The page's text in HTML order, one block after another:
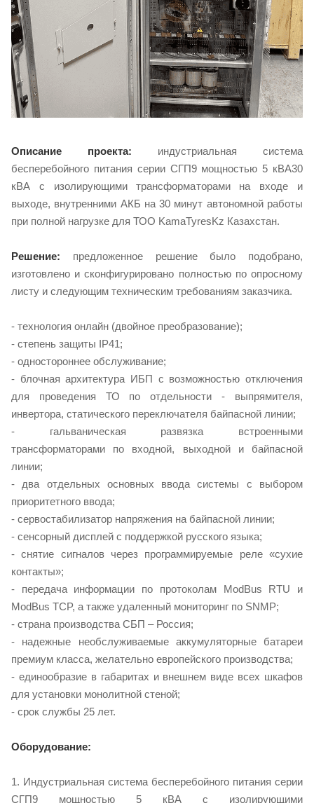
Описание проекта: индустриальная система
бесперебойного питания серии СГП9 мощностью 5 кВА30
кВА с изолирующими трансформаторами на входе и
выходе, внутренними АКБ на 30 минут автономной работы
при полной нагрузке для ТОО KamaTyresKz Казахстан.
Решение: предложенное решение было подобрано,
изготовлено и сконфигурировано полностью по опросному
листу и следующим техническим требованиям заказчика.
- технология онлайн (двойное преобразование);
- степень защиты IP41;
- одностороннее обслуживание;
- блочная архитектура ИБП с возможностью отключения
для проведения ТО по отдельности - выпрямителя,
инвертора, статического переключателя байпасной линии;
- гальваническая развязка встроенными
трансформаторами по входной, выходной и байпасной
линии;
- два отдельных основных ввода системы с выбором
приоритетного ввода;
- сервостабилизатор напряжения на байпасной линии;
- сенсорный дисплей с поддержкой русского языка;
- снятие сигналов через программируемые реле «сухие
контакты»;
- передача информации по протоколам ModBus RTU и
ModBus TCP, а также удаленный мониторинг по SNMP;
- страна производства СБП – Россия;
- надежные необслуживаемые аккумуляторные батареи
премиум класса, желательно европейского производства;
- единообразие в габаритах и внешнем виде всех шкафов
для установки монолитной стеной;
- срок службы 25 лет.
Оборудование:
1. Индустриальная система бесперебойного питания серии
СГП9 мощностью 5 кВА с изолирующими